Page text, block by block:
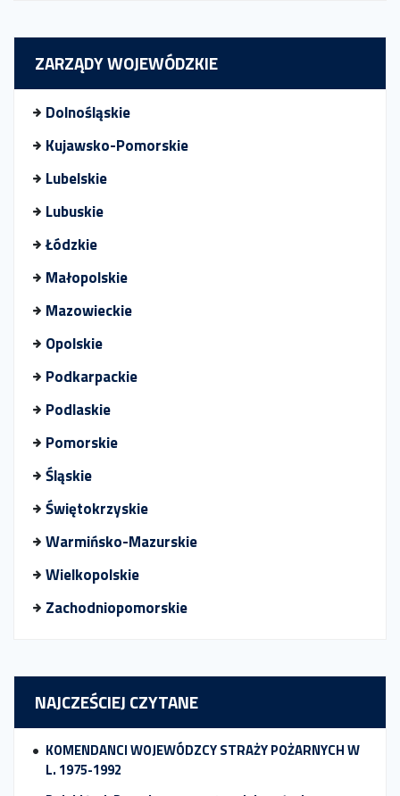
ZARZĄDY WOJEWÓDZKIE
Dolnośląskie
Kujawsko-Pomorskie
Lubelskie
Lubuskie
Łódzkie
Małopolskie
Mazowieckie
Opolskie
Podkarpackie
Podlaskie
Pomorskie
Śląskie
Świętokrzyskie
Warmińsko-Mazurskie
Wielkopolskie
Zachodniopomorskie
NAJCZEŚCIEJ CZYTANE
KOMENDANCI WOJEWÓDZCY STRAŻY POŻARNYCH W
L. 1975-1992